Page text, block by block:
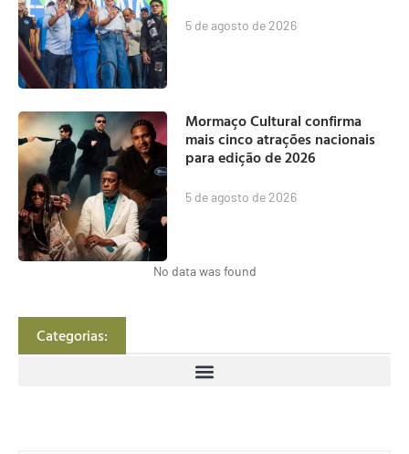
5 de agosto de 2026
Mormaço Cultural confirma
mais cinco atrações nacionais
para edição de 2026
5 de agosto de 2026
No data was found
Categorias: